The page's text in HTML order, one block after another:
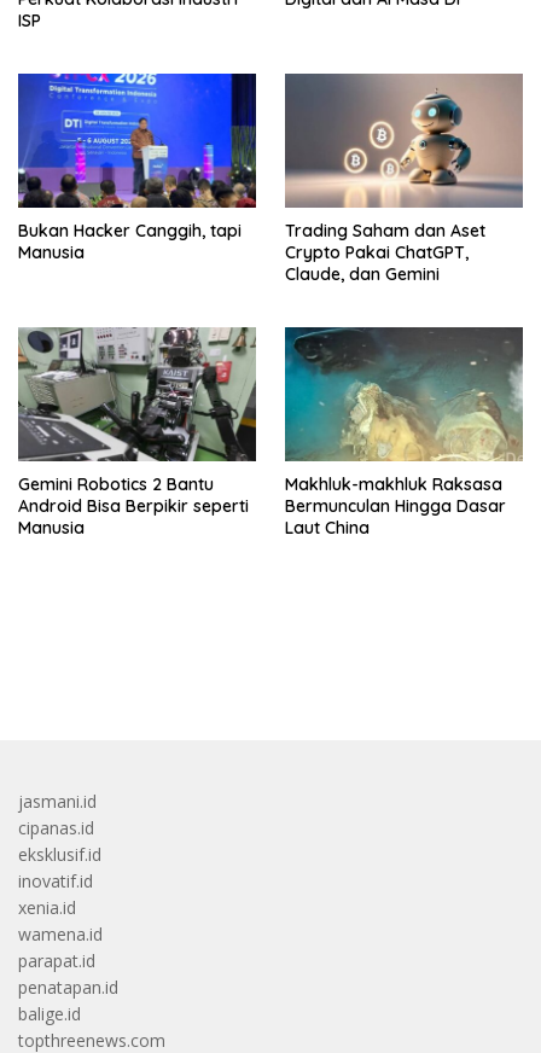
ISP
Bukan Hacker Canggih, tapi
Manusia
Trading Saham dan Aset
Crypto Pakai ChatGPT,
Claude, dan Gemini
Gemini Robotics 2 Bantu
Android Bisa Berpikir seperti
Manusia
Makhluk-makhluk Raksasa
Bermunculan Hingga Dasar
Laut China
jasmani.id
cipanas.id
eksklusif.id
inovatif.id
xenia.id
wamena.id
parapat.id
penatapan.id
balige.id
topthreenews.com